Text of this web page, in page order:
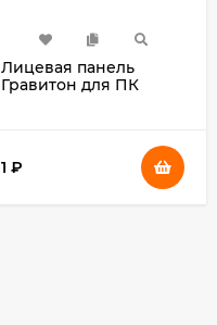
Лицевая панель
Гравитон для ПК
1 ₽